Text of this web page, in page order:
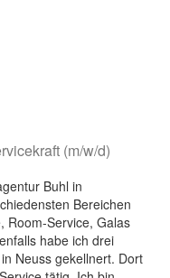
(m/w/d)
Buhl in
Bereichen
Room-Service, Galas
habe ich drei
Neuss gekellnert. Dort